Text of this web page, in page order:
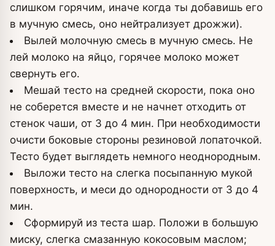
слишком горячим, иначе когда ты добавишь его
в мучную смесь, оно нейтрализует дрожжи).
Вылей молочную смесь в мучную смесь. Не
лей молоко на яйцо, горячее молоко может
свернуть его.
Мешай тесто на средней скорости, пока оно
не соберется вместе и не начнет отходить от
стенок чаши, от 3 до 4 мин. При необходимости
очисти боковые стороны резиновой лопаточкой.
Тесто будет выглядеть немного неоднородным.
Выложи тесто на слегка посыпанную мукой
поверхность, и меси до однородности от 3 до 4
мин.
Сформируй из теста шар. Положи в большую
миску, слегка смазанную кокосовым маслом;